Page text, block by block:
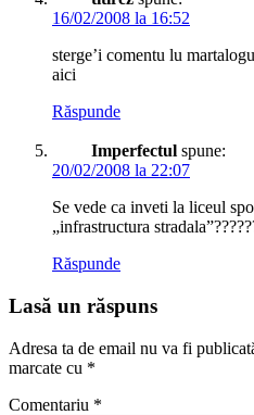
16/02/2008 la 16:52
sterge’i comentu lu
aici
Răspunde
Imperfectul spune:
20/02/2008 la 22:07
Se vede ca inveti la liceul
„infrastructura
Răspunde
Lasă un răspuns
Adresa ta de email nu va fi
marcate cu *
Comentariu *